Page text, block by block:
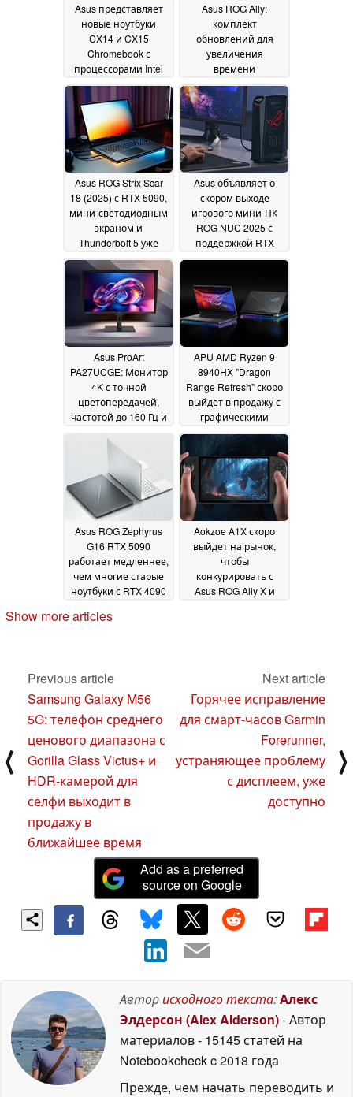
Asus представляет
новые ноутбуки
CX14 и CX15
Chromebook с
процессорами Intel
Twin Lake21 April 2025
Asus ROG Ally:
комплект
обновлений для
увеличения
времени
автономной работы
и улучшения
охлаждения теперь
доступен для заказа
18 April 2025
Asus ROG Strix Scar
18 (2025) с RTX 5090,
мини-светодиодным
экраном и
Thunderbolt 5 уже
доступен для
предварительного
заказа17 April 2025
Asus объявляет о
скором выходе
игрового мини-ПК
ROG NUC 2025 с
поддержкой RTX
508013 April 2025
Asus ProArt
PA27UCGE: Монитор
4K с точной
цветопередачей,
частотой до 160 Гц и
яркостью 600 нит
дебютирует
APU AMD Ryzen 9
8940HX "Dragon
Range Refresh" скоро
выйдет в продажу с
графическими
процессорами Nvidia
RTX 50 в новом Asus
ROG Strix G1609 April
2025
Asus ROG Zephyrus
G16 RTX 5090
работает медленнее,
чем многие старые
ноутбуки с RTX 4090
Aokzoe A1X скоро
выйдет на рынок,
чтобы
конкурировать с
Asus ROG Ally X и
Show more articles
⟨
Previous article
Samsung Galaxy M56
5G: телефон среднего
ценового диапазона с
Gorilla Glass Victus+ и
HDR-камерой для
селфи выходит в
продажу в
ближайшее время
Next article
Горячее исправление
для смарт-часов Garmin
Forerunner,
устраняющее проблему
с дисплеем, уже
доступно
⟩
Add as a preferred
source on Google
Авторисходного текста:Алекс
Элдерсон (Alex Alderson)- Автор
материалов- 15145 статей на
Notebookcheckc 2018 года
Прежде, чем начать переводить и